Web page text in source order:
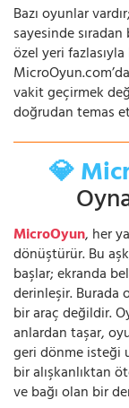
Bazı oyunlar
sayesinde
özel yeri
vakit geçirmek
doğrudan temas
💎
MicroOyun, her
dönüştürür. Bu
başlar; ekranda
derinleşir. Burada
bir araç değildir.
anlardan taşar,
geri dönme isteği
bir alışkanlıktan
ve bağı olan bir